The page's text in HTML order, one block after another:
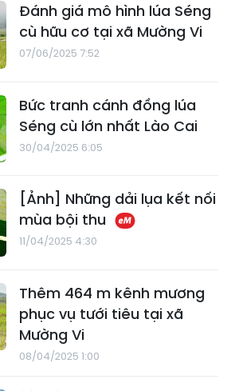
Đánh giá mô hình lúa Séng
cù hữu cơ tại xã Mường Vi
07/06/2025 7:52
Bức tranh cánh đồng lúa
Séng cù lớn nhất Lào Cai
30/04/2025 6:05
[Ảnh] Những dải lụa kết nối
mùa bội thu
11/04/2025 4:30
Thêm 464 m kênh mương
phục vụ tưới tiêu tại xã
Mường Vi
08/04/2025 1:00